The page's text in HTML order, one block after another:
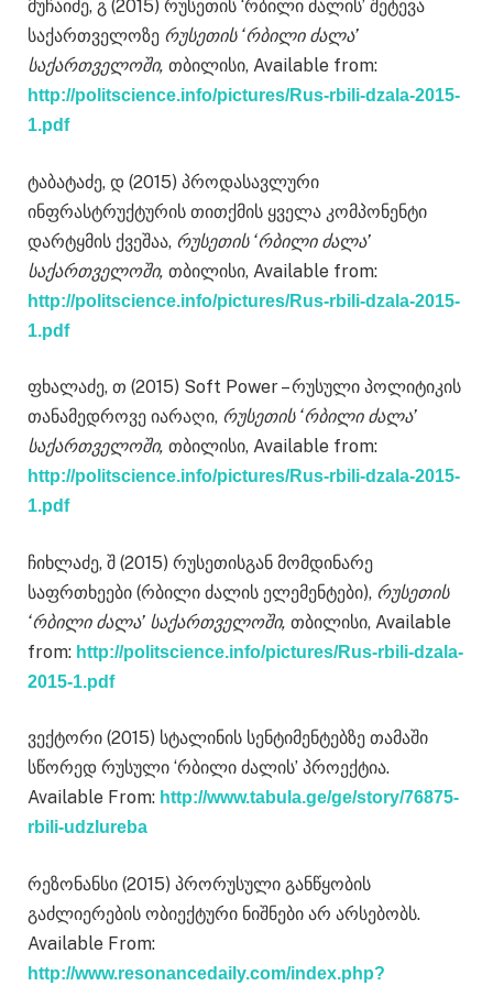
მუჩაიძე, გ (2015) რუსეთის ‘რბილი ძალის’ შეტევა
საქართველოზე რუსეთის ‘რბილი ძალა’
საქართველოში, თბილისი, Available from:
http://politscience.info/pictures/Rus-rbili-dzala-2015-
1.pdf
ტაბატაძე, დ (2015) პროდასავლური
ინფრასტრუქტურის თითქმის ყველა კომპონენტი
დარტყმის ქვეშაა, რუსეთის ‘რბილი ძალა’
საქართველოში, თბილისი, Available from:
http://politscience.info/pictures/Rus-rbili-dzala-2015-
1.pdf
ფხალაძე, თ (2015) Soft Power – რუსული პოლიტიკის
თანამედროვე იარაღი, რუსეთის ‘რბილი ძალა’
საქართველოში, თბილისი, Available from:
http://politscience.info/pictures/Rus-rbili-dzala-2015-
1.pdf
ჩიხლაძე, შ (2015) რუსეთისგან მომდინარე
საფრთხეები (რბილი ძალის ელემენტები), რუსეთის
‘რბილი ძალა’ საქართველოში, თბილისი, Available
from: http://politscience.info/pictures/Rus-rbili-dzala-
2015-1.pdf
ვექტორი (2015) სტალინის სენტიმენტებზე თამაში
სწორედ რუსული ‘რბილი ძალის’ პროექტია.
Available From: http://www.tabula.ge/ge/story/76875-
rbili-udzlureba
რეზონანსი (2015) პრორუსული განწყობის
გაძლიერების ობიექტური ნიშნები არ არსებობს.
Available From:
http://www.resonancedaily.com/index.php?